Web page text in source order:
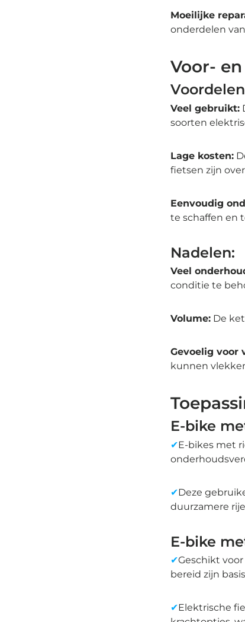
Moeilijke
onderdelen
Voor-
Veel gebruikt:
soorten
Lage kosten:
fietsen zijn
Eenvoudig
te schaffen en
Nadelen:
Veel
conditie te
Volume: De
Gevoelig voor
kunnen
E-bike
✔E-bikes met
✔Deze
duurzamere
E-bike
✔Geschikt
bereid zijn
✔Elektrische